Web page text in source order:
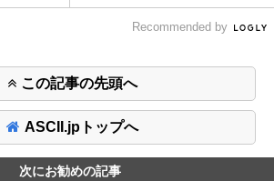
Recommended by
この記事の先頭へ
ASCII.jpトップへ
次にお勧めの記事